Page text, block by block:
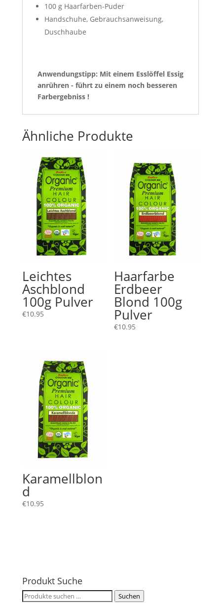
100 g Haarfarben-Puder
Handschuhe, Gebrauchsanweisung,
Duschhaube
Anwendungstipp: Mit einem Esslöffel Essig
anrühren - führt zu einem noch besseren
Farbergebniss !
Ähnliche Produkte
Leichtes
Aschblond
100g Pulver
€10.95
Haarfarbe
Erdbeer
Blond 100g
Pulver
€10.95
Karamellblon
d
€10.95
Produkt Suche
Suchen
Suchen